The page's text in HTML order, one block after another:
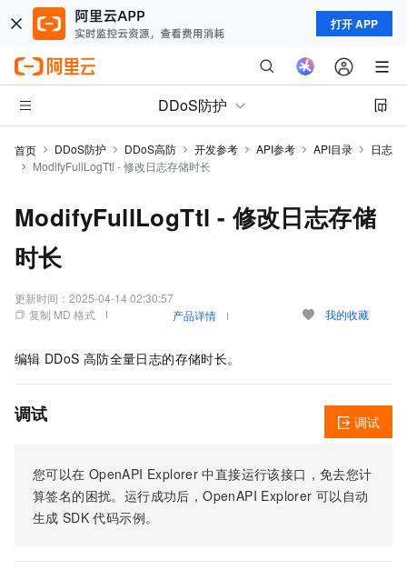
打开 APP
DDoS防护
首页 DDoS防护 DDoS高防 开发参考 API参考 API目录
日志
ModifyFullLogTtl - 修改日志存储时长
ModifyFullLogTtl - 修改日志存储
时长
更新时间： 2025-04-14 02:30:57
复制 MD 格式
产品详情 我的收藏
编辑 DDoS 高防全量日志的存储时长。
调试
您可以在 OpenAPI Explorer 中直接运行该接口，免去您计
算签名的困扰。运行成功后，OpenAPI Explorer 可以自动
生成 SDK 代码示例。
调试